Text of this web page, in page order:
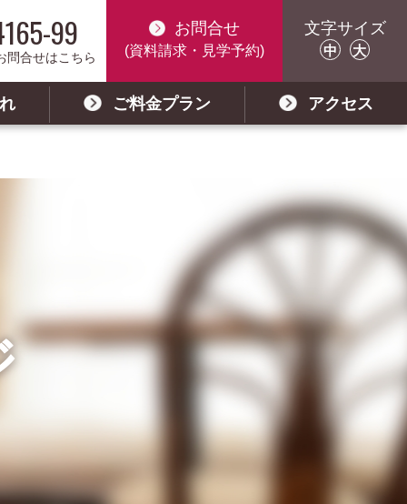
ご料金プラン アクセス
99
問合せはこちら
お問合せ
(資料請求・見学予約)
文字サイズ
中 大